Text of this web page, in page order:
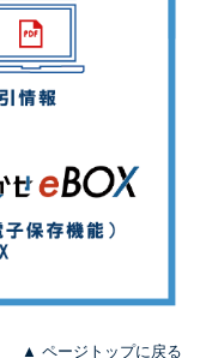
▲ ページトップに戻る